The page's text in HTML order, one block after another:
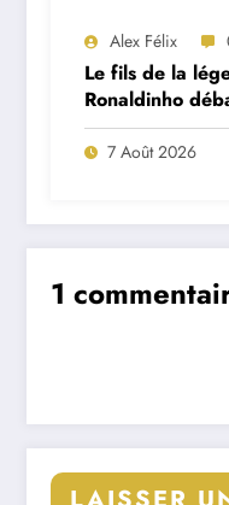
Alex Félix
Le fils de la
Ronaldinho
7 Août 2026
1